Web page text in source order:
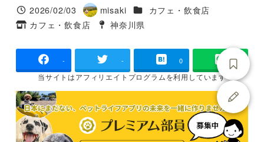
投稿日
2026/02/03
著
者
misaki 施設ジャンル
カフェ・飲食店
タグ
カフェ・飲食店
タグ
神奈川県
- - 0
当サイトはアフィリエイトプログラムを利用しています